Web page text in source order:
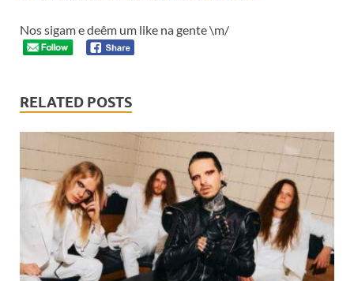
Nos sigam e deêm um like na gente \m/
RELATED POSTS